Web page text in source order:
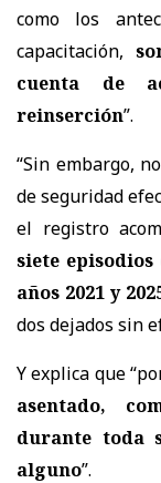
como los
capacitación,
cuenta de
reinserción”.
“Sin embargo,
de seguridad
el registro
siete
años 2021 y
dos dejados sin
Y explica que
asentado,
durante toda
alguno”.